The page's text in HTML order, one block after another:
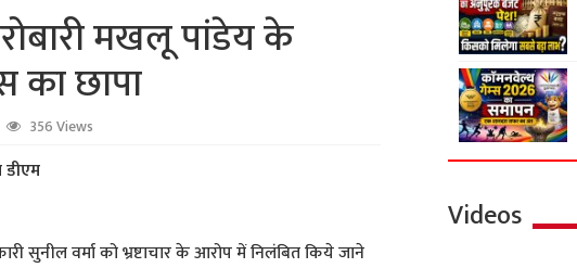
मखलू पांडेय के
का छापा
356 Views
सुनील वर्मा को भ्रष्टाचार के आरोप में निलंबित किये जाने
Videos